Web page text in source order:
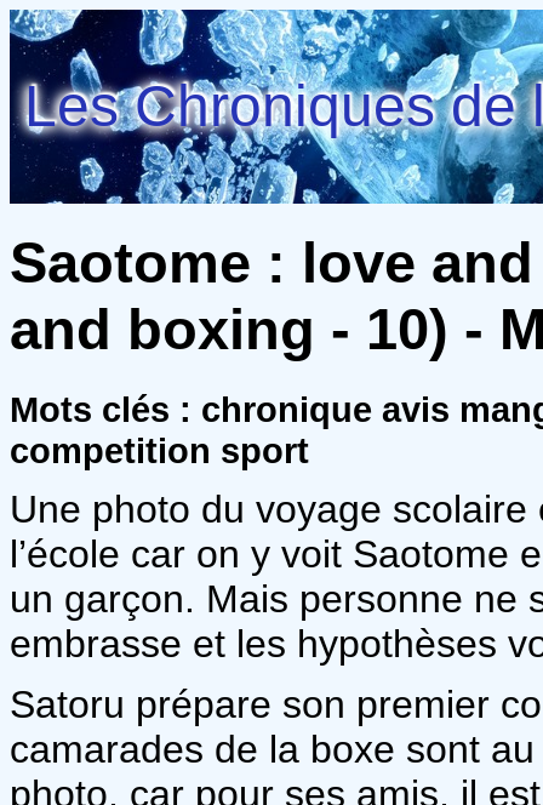
Les Chroniques de
Saotome : love
and boxing - 10) -
Mots clés : chronique avis
competition sport
Une photo du voyage
l’école car on y voit Saotome
un garçon. Mais personne ne
embrasse et les hypothèses
Satoru prépare son premier
camarades de la boxe sont
photo, car pour ses amis, il